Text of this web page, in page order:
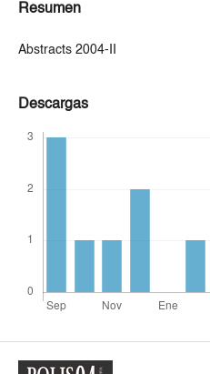
Resumen
Abstracts 2004-II
Descargas